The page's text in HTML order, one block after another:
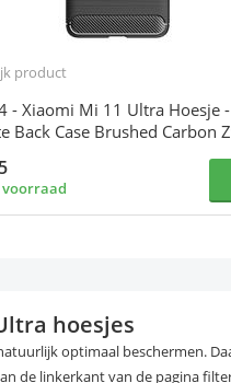
product
- Xiaomi Mi 11 Ultra Hoesje -
Back Case Brushed Carbon
voorraad
hoesjes
optimaal beschermen.
de linkerkant van de pagina